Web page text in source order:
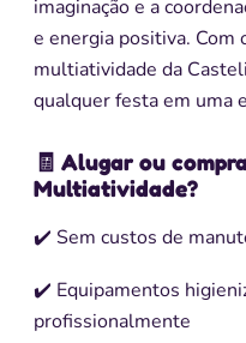
imaginação e a
e energia positiva. Com
multiatividade da
qualquer festa em uma
🧾 Alugar ou
Multiatividade?
✔️ Sem custos de
✔️ Equipamentos
profissionalmente